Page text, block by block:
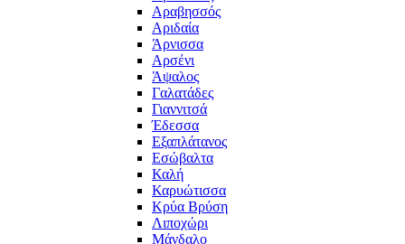
Αραβησσός
Αριδαία
Άρνισσα
Αρσένι
Άψαλος
Γαλατάδες
Γιαννιτσά
Έδεσσα
Εξαπλάτανος
Εσώβαλτα
Καλή
Καρυώτισσα
Κρύα Βρύση
Λιποχώρι
Μάνδαλο